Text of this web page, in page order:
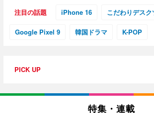
注目の話題 iPhone 16 こだわりデス
Google Pixel 9 韓国ドラマ K-POP
PICK UP
特集・連載